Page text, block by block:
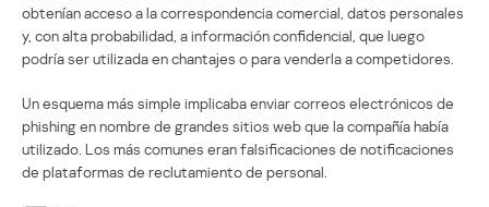
obtenían acceso a la correspondencia comercial, datos personales
y, con alta probabilidad, a información confidencial, que luego
podría ser utilizada en chantajes o para venderla a competidores.
Un esquema más simple implicaba enviar correos electrónicos de
phishing en nombre de grandes sitios web que la compañía había
utilizado. Los más comunes eran falsificaciones de notificaciones
de plataformas de reclutamiento de personal.